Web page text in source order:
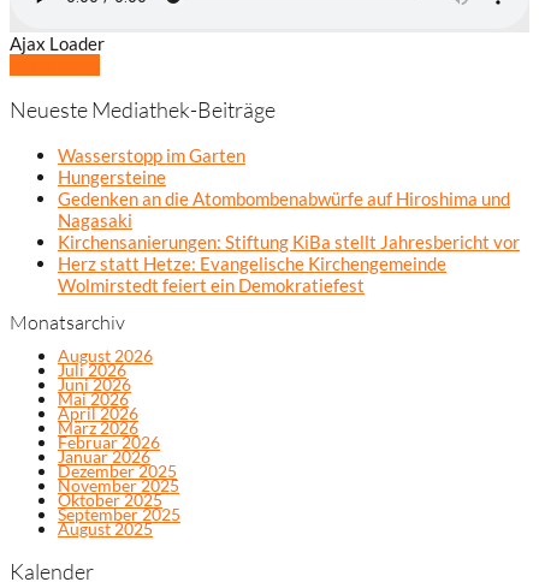
Ajax Loader
Neueste Mediathek-Beiträge
Wasserstopp im Garten
Hungersteine
Gedenken an die Atombombenabwürfe auf Hiroshima und
Nagasaki
Kirchensanierungen: Stiftung KiBa stellt Jahresbericht vor
Herz statt Hetze: Evangelische Kirchengemeinde
Wolmirstedt feiert ein Demokratiefest
Monatsarchiv
August 2026
Juli 2026
Juni 2026
Mai 2026
April 2026
März 2026
Februar 2026
Januar 2026
Dezember 2025
November 2025
Oktober 2025
September 2025
August 2025
Kalender